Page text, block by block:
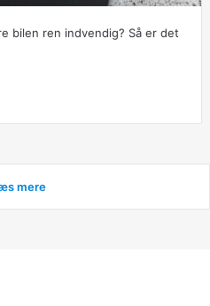
bilen ren indvendig? Så er det
mere